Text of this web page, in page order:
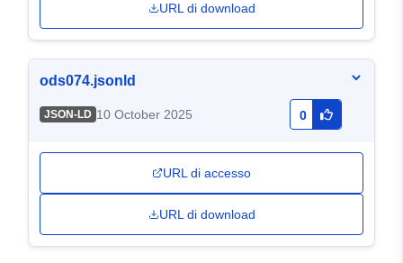
URL di download
ods074.jsonld
JSON-LD 10 October 2025 0
URL di accesso
URL di download